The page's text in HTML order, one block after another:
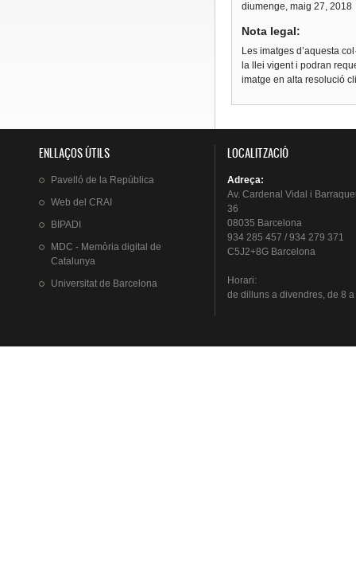
diumenge, maig 27, 2018
Nota legal:
Les imatges d’aquesta
la llei vigent i podran
imatge en alta resolució
ENLLAÇOS ÚTILS
Pavelló de la República
Web del CRAI
BIPADI
MDC - Memòria digital de
Catalunya
Universitat de Barcelona
LOCALITZACIÓ
Adreça:
Av. Cardenal Vidal i
36
08035 Barcelona
934 285 457 / 934 279 371
C5J2+8G Barcelona
Horari:
de dillunsa divendres, de 8